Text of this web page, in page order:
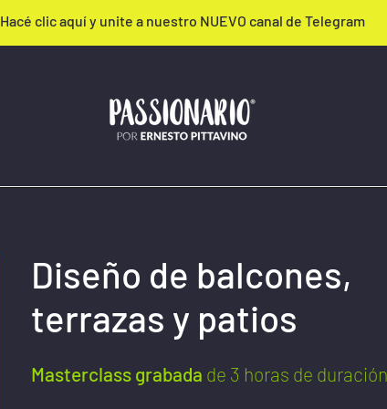
Hacé clic aquí y unite a nuestro NUEVO canal de Telegram
Diseño de balcones,
terrazas y patios
Masterclass grabada de 3 horas de duración